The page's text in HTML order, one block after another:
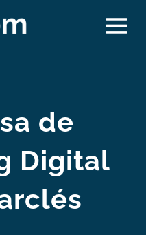
de
Digital